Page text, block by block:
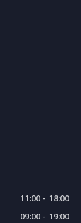
11:00 - 18:00
09:00 - 19:00